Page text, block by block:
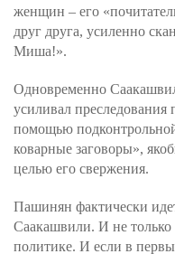
женщин – его
друг друга, усиленно
Миша!».
Одновременно
усиливал
помощью
коварные заговоры»,
целью его свержения.
Пашинян фактически
Саакашвили. И не
политике. И если в